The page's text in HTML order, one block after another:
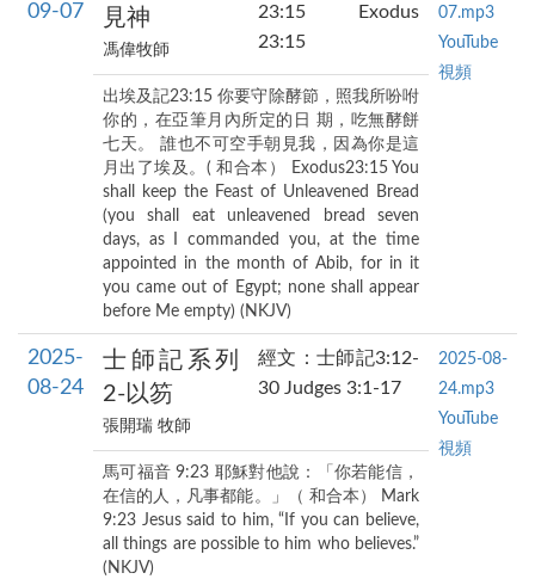
09-07
見神
馮偉牧師
23:15 Exodus
23:15
07.mp3
YouTube
視頻
出埃及記23:15 你要守除酵節，照我所吩咐
你的，在亞筆月內所定的日 期，吃無酵餅
七天。 誰也不可空手朝見我，因為你是這
月出了埃及。( 和合本） Exodus23:15 You
shall keep the Feast of Unleavened Bread
(you shall eat unleavened bread seven
days, as I commanded you, at the time
appointed in the month of Abib, for in it
you came out of Egypt; none shall appear
before Me empty) (NKJV)
2025-
08-24
士師記系列
2-以笏
張開瑞 牧師
經文：士師記3:12-
30 Judges 3:1-17
2025-08-
24.mp3
YouTube
視頻
馬可福音 9:23 耶穌對他說：「你若能信，
在信的人，凡事都能。」（ 和合本） Mark
9:23 Jesus said to him, “If you can believe,
all things are possible to him who believes.”
(NKJV)